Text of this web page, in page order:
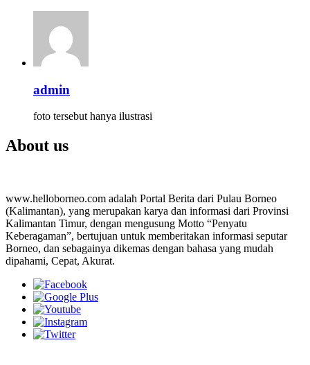
admin
foto tersebut hanya ilustrasi
About us
www.helloborneo.com adalah Portal Berita dari Pulau Borneo
(Kalimantan), yang merupakan karya dan informasi dari Provinsi
Kalimantan Timur, dengan mengusung Motto “Penyatu
Keberagaman”, bertujuan untuk memberitakan informasi seputar
Borneo, dan sebagainya dikemas dengan bahasa yang mudah
dipahami, Cepat, Akurat.